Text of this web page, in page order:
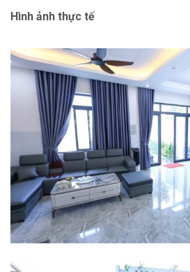
Hình ảnh thực tế